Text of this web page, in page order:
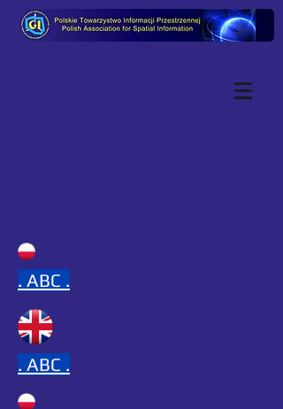
. ABC .
. ABC .